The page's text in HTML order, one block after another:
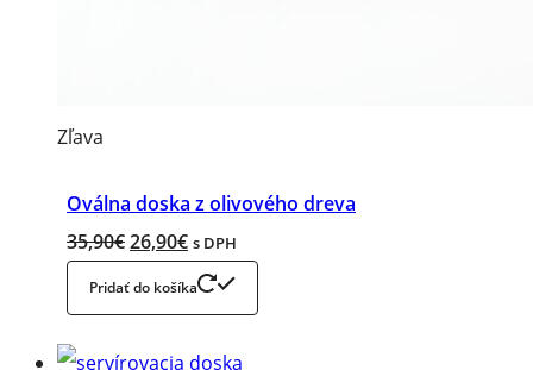
Zľava
Oválna doska z olivového dreva
35,90€Original
price
was:
35,90€.
26,90€Current
price
is:
26,90€.
s DPH
Pridať do košíka